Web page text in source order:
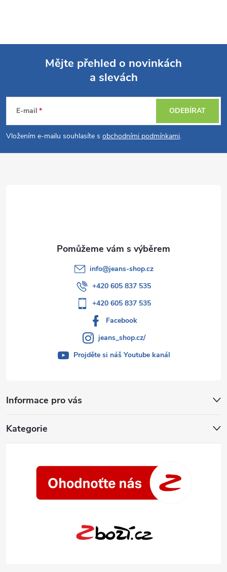
c
v
n
p
Mějte přehled o novinkách
a slevách
E-mail
Vložením e-mailu souhlasíte s obchodními podmínkami.
ODEBÍRAT
Informace pro vás
Kategorie
info@jeans-shop.cz
+420 605 837 535
+420 605 837 535
Facebook
jeans_shop.cz/
Projděte si náš Youtube kanál